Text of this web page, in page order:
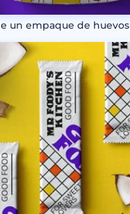
un empaque de huevos